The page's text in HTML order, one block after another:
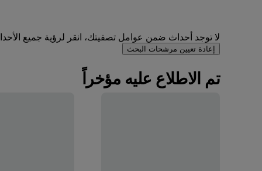
لا توجد أحداث ضمن عوامل تصفيتك، انقر لرؤية جميع
إعادة تعيين مرشحات البحث
تم الاطلاع عليه مؤخراً